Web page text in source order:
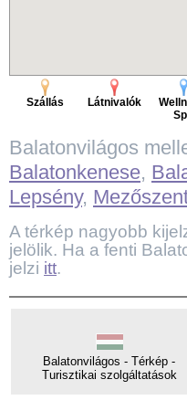
Szállás Látnivalók
Balatonvilágos
Balatonkenese,
Lepsény,
A térkép nagyobb
jelölik. Ha a fenti
jelzi itt.
Balatonvilágos - Térkép -
Turisztikai szolgáltatások